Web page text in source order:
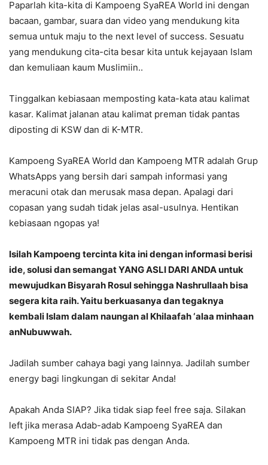
Paparlah kita-kita di Kampoeng SyaREA World ini dengan
bacaan, gambar, suara dan video yang mendukung kita
semua untuk maju to the next level of success. Sesuatu
yang mendukung cita-cita besar kita untuk kejayaan Islam
dan kemuliaan kaum Muslimiin..
Tinggalkan kebiasaan memposting kata-kata atau kalimat
kasar. Kalimat jalanan atau kalimat preman tidak pantas
diposting di KSW dan di K-MTR.
Kampoeng SyaREA World dan Kampoeng MTR adalah Grup
WhatsApps yang bersih dari sampah informasi yang
meracuni otak dan merusak masa depan. Apalagi dari
copasan yang sudah tidak jelas asal-usulnya. Hentikan
kebiasaan ngopas ya!
Isilah Kampoeng tercinta kita ini dengan informasi berisi
ide, solusi dan semangat YANG ASLI DARI ANDA untuk
mewujudkan Bisyarah Rosul sehingga Nashrullaah bisa
segera kita raih. Yaitu berkuasanya dan tegaknya
kembali Islam dalam naungan al Khilaafah ‘alaa minhaan
anNubuwwah.
Jadilah sumber cahaya bagi yang lainnya. Jadilah sumber
energy bagi lingkungan di sekitar Anda!
Apakah Anda SIAP? Jika tidak siap feel free saja. Silakan
left jika merasa Adab-adab Kampoeng SyaREA dan
Kampoeng MTR ini tidak pas dengan Anda.